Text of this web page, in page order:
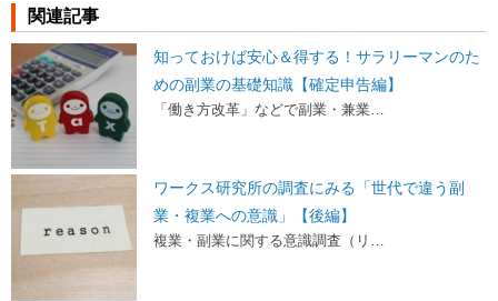
関連記事
知っておけば安心＆得する！サラリーマンのた
めの副業の基礎知識【確定申告編】
「働き方改革」などで副業・兼業…
ワークス研究所の調査にみる「世代で違う副
業・複業への意識」【後編】
複業・副業に関する意識調査（リ…